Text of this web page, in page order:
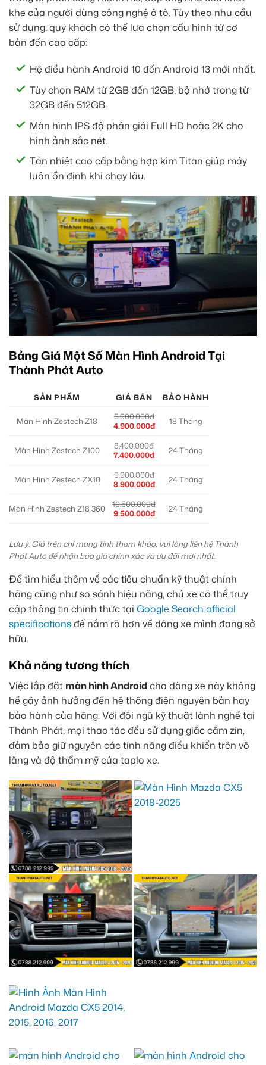
khe của người dùng công nghệ ô tô. Tùy theo nhu cầu
sử dụng, quý khách có thể lựa chọn cấu hình từ cơ
bản đến cao cấp:
Hệ điều hành Android 10 đến Android 13 mới nhất.
Tùy chọn RAM từ 2GB đến 12GB, bộ nhớ trong từ
32GB đến 512GB.
Màn hình IPS độ phân giải Full HD hoặc 2K cho
hình ảnh sắc nét.
Tản nhiệt cao cấp bằng hợp kim Titan giúp máy
luôn ổn định khi chạy lâu.
Bảng Giá Một Số Màn Hình Android Tại
Thành Phát Auto
SẢN PHẨM GIÁ BÁN BẢO HÀNH
Màn Hình Zestech Z18
5.900.000đ
4.900.000đ
18 Tháng
Màn Hình Zestech Z100
8.400.000đ
7.400.000đ
24 Tháng
Màn Hình Zestech ZX10
9.900.000đ
8.900.000đ
24 Tháng
Màn Hình Zestech Z18 360
10.500.000đ
9.500.000đ
24 Tháng
Lưu ý: Giá trên chỉ mang tính tham khảo, vui lòng liên hệ Thành
Phát Auto để nhận báo giá chính xác và ưu đãi mới nhất.
Để tìm hiểu thêm về các tiêu chuẩn kỹ thuật chính
hãng cũng như so sánh hiệu năng, chủ xe có thể truy
cập thông tin chính thức tại Google Search official
specificationsđể nắm rõ hơn về dòng xe mình đang sở
hữu.
Khả năng tương thích
Việc lắp đặt màn hình Androidcho dòng xe này không
hề gây ảnh hưởng đến hệ thống điện nguyên bản hay
bảo hành của hãng. Với đội ngũ kỹ thuật lành nghề tại
Thành Phát, mọi thao tác đều sử dụng giắc cắm zin,
đảm bảo giữ nguyên các tính năng điều khiển trên vô
lăng và độ thẩm mỹ của taplo xe.